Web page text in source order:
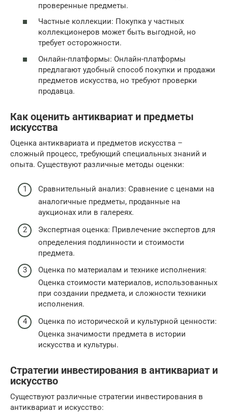
проверенные предметы.
Частные коллекции: Покупка у частных
коллекционеров может быть выгодной, но
требует осторожности.
Онлайн-платформы: Онлайн-платформы
предлагают удобный способ покупки и продажи
предметов искусства, но требуют проверки
продавца.
Как оценить антиквариат и предметы
искусства
Оценка антиквариата и предметов искусства –
сложный процесс, требующий специальных знаний и
опыта. Существуют различные методы оценки:
Сравнительный анализ: Сравнение с ценами на
аналогичные предметы, проданные на
аукционах или в галереях.
Экспертная оценка: Привлечение экспертов для
определения подлинности и стоимости
предмета.
Оценка по материалам и технике исполнения:
Оценка стоимости материалов, использованных
при создании предмета, и сложности техники
исполнения.
Оценка по исторической и культурной ценности:
Оценка значимости предмета в истории
искусства и культуры.
Стратегии инвестирования в антиквариат и
искусство
Существуют различные стратегии инвестирования в
антиквариат и искусство: